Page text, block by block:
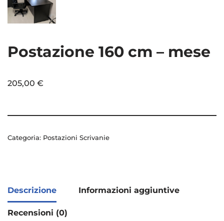
Postazione 160 cm – mese
205,00 €
Categoria: Postazioni Scrivanie
Descrizione Informazioni aggiuntive
Recensioni (0)